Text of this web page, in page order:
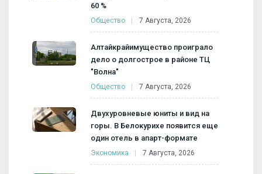
60 %
Общество 7 Августа, 2026
Алтайкрайимущество проиграло
дело о долгострое в районе ТЦ
"Волна"
Общество 7 Августа, 2026
Двухуровневые юниты и вид на
горы. В Белокурихе появится еще
один отель в апарт-формате
Экономика 7 Августа, 2026